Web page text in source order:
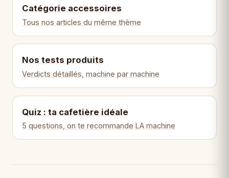
Catégorie accessoires
Tous nos articles du même thème
Nos tests produits
Verdicts détaillés, machine par machine
Quiz : ta cafetière idéale
5 questions, on te recommande LA machine